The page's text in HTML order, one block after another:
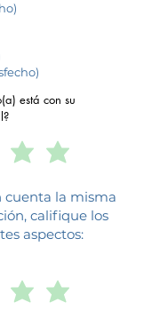
está con su
cuenta la misma
califique los
aspectos: